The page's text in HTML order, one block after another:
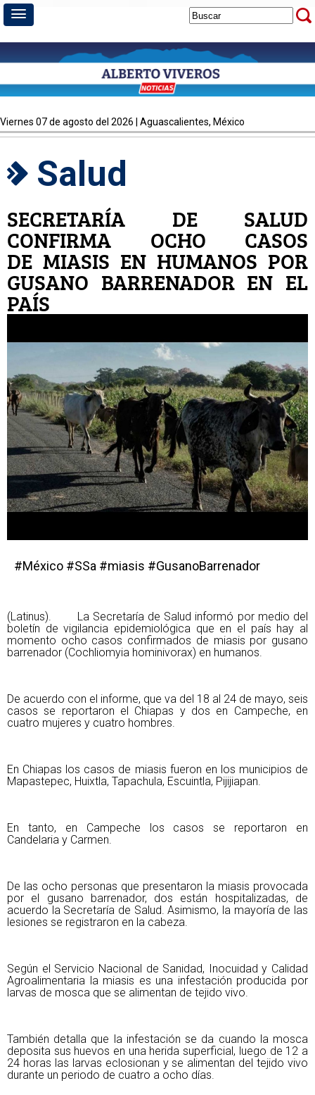
viernes 07 de agosto del 2026 | Aguascalientes, México
Salud
SECRETARÍA DE SALUD
CONFIRMA OCHO CASOS
DE MIASIS EN HUMANOS POR
GUSANO BARRENADOR EN EL
PAÍS
#México #SSa #miasis #GusanoBarrenador
(Latinus). La Secretaría de Salud informó por medio del
boletín de vigilancia epidemiológica que en el país hay al
momento ocho casos confirmados de miasis por gusano
barrenador (Cochliomyia hominivorax) en humanos.
De acuerdo con el informe, que va del 18 al 24 de mayo, seis
casos se reportaron el Chiapas y dos en Campeche, en
cuatro mujeres y cuatro hombres.
En Chiapas los casos de miasis fueron en los municipios de
Mapastepec, Huixtla, Tapachula, Escuintla, Pijijiapan.
En tanto, en Campeche los casos se reportaron en
Candelaria y Carmen.
De las ocho personas que presentaron la miasis provocada
por el gusano barrenador, dos están hospitalizadas, de
acuerdo la Secretaría de Salud. Asimismo, la mayoría de las
lesiones se registraron en la cabeza.
Según el Servicio Nacional de Sanidad, Inocuidad y Calidad
Agroalimentaria la miasis es una infestación producida por
larvas de mosca que se alimentan de tejido vivo.
También detalla que la infestación se da cuando la mosca
deposita sus huevos en una herida superficial, luego de 12 a
24 horas las larvas eclosionan y se alimentan del tejido vivo
durante un periodo de cuatro a ocho días.